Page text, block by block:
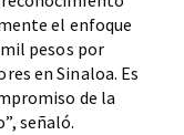
el enfoque
pesos por
en Sinaloa. Es
de la
señaló.